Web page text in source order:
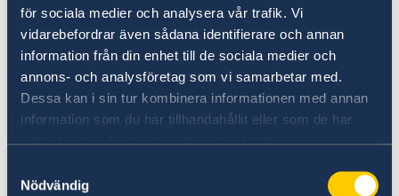
för sociala medier och analysera vår trafik. Vi
vidarebefordrar även sådana identifierare och annan
information från din enhet till de sociala medier och
annons- och analysföretag som vi samarbetar med.
Dessa kan i sin tur kombinera informationen med annan
information som du har tillhandahållit eller som de har
samlat in när du har använt deras tjänster.
Nödvändig
Si vous avez des plaintes ou soupçonnez des
crimes ou des irrégularités liés aux activités du
ministère des Affaires étrangères, vous pouvez
le signaler au ministère.
Signalez une plainte contre le ministère
des Affaires étrangères (en anglais)
Signalez un soupçon de crime ou d’autres